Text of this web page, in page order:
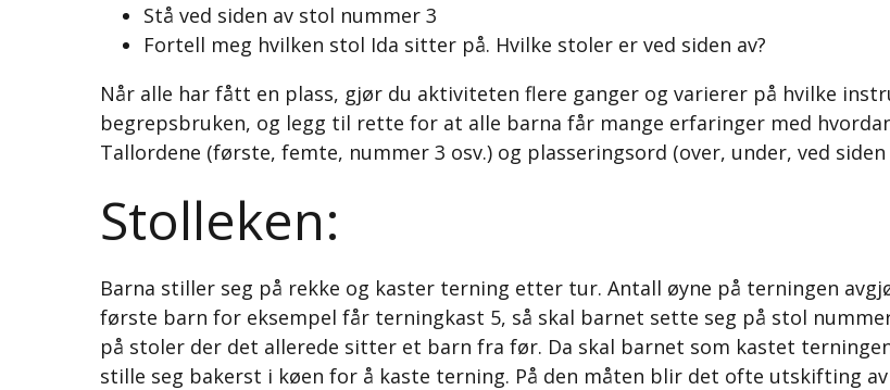
Stå ved siden av stol nummer 3
Fortell meg hvilken stol Ida sitter på. Hvilke stoler er ved siden av?
Når alle har fått en plass, gjør du aktiviteten flere ganger og varierer på hvilke
begrepsbruken, og legg til rette for at alle barna får mange erfaringer med
Tallordene (første, femte, nummer 3 osv.) og plasseringsord (over, under, ved siden
Stolleken:
Barna stiller seg på rekke og kaster terning etter tur. Antall øyne på terningen
første barn for eksempel får terningkast 5, så skal barnet sette seg på stol
på stoler der det allerede sitter et barn fra før. Da skal barnet som kastet
stille seg bakerst i køen for å kaste terning. På den måten blir det ofte utskifting